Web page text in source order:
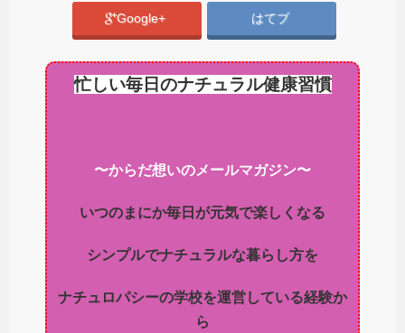
Google+ はてブ
忙しい毎日のナチュラル健康習慣
〜からだ想いのメールマガジン〜
いつのまにか毎日が元気で楽しくなる
シンプルでナチュラルな暮らし方を
ナチュロパシーの学校を運営している経験か
ら